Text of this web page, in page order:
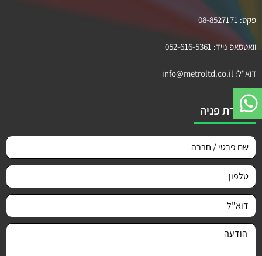
פקס: 08-8527171
וואטסאפ נייד: 052-616-5361
דוא"ל: info@metroltd.co.il
השארת פניה